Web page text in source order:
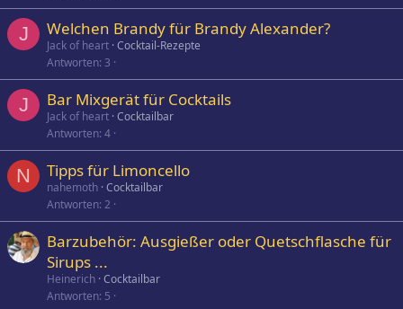
J Welchen Brandy für Brandy Alexander?
Jack of heart Cocktail-Rezepte
Antworten 3
J Bar Mixgerät für Cocktails
Jack of heart Cocktailbar
Antworten 4
N Tipps für Limoncello
nahemoth Cocktailbar
Antworten 2
Barzubehör: Ausgießer oder Quetschflasche für
Sirups ...
Heinerich Cocktailbar
Antworten 5